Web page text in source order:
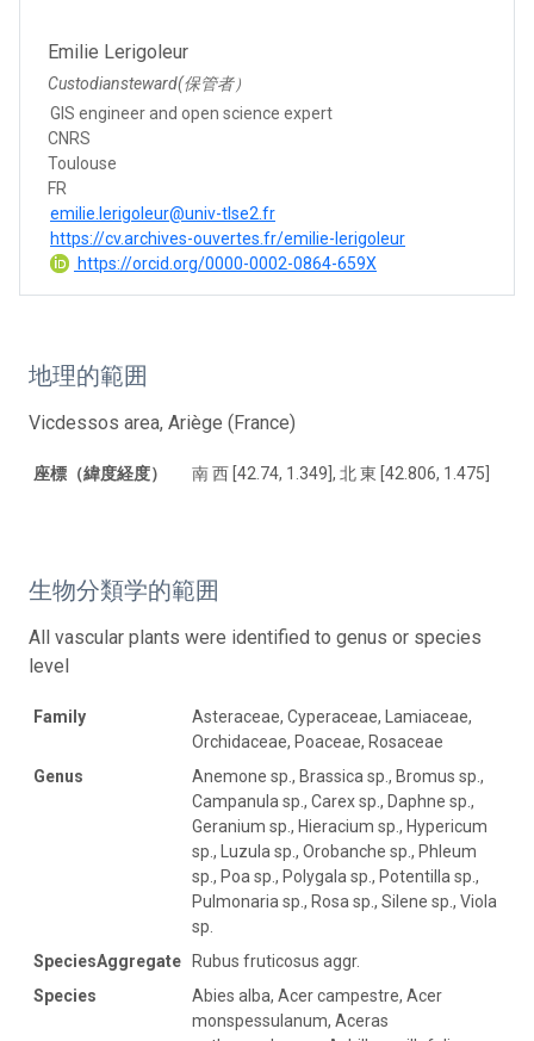
Emilie Lerigoleur
Custodiansteward(保管者）
GIS engineer and open science expert
CNRS
Toulouse
FR
emilie.lerigoleur@univ-tlse2.fr
https://cv.archives-ouvertes.fr/emilie-lerigoleur
https://orcid.org/0000-0002-0864-659X
地理的範囲
Vicdessos area, Ariège (France)
座標（緯度経度） 南 西 [42.74, 1.349], 北 東 [42.806, 1.475]
生物分類学的範囲
All vascular plants were identified to genus or species
level
Family
Asteraceae, Cyperaceae, Lamiaceae,
Orchidaceae, Poaceae, Rosaceae
Genus
Anemone sp., Brassica sp., Bromus sp.,
Campanula sp., Carex sp., Daphne sp.,
Geranium sp., Hieracium sp., Hypericum
sp., Luzula sp., Orobanche sp., Phleum
sp., Poa sp., Polygala sp., Potentilla sp.,
Pulmonaria sp., Rosa sp., Silene sp., Viola
sp.
SpeciesAggregate
Rubus fruticosus aggr.
Species
Abies alba, Acer campestre, Acer monspessulanum, Aceras anthropophorum, Achillea millefolium, Agrostis capillaris, Agrostis stolonifera, Ajuga reptans, Alchemilla alpina, Allium schoenoprasum, Angelica razulii, Antennaria dioica, Anthoxanthum odoratum, Aquilegia vulgaris, Arabis hirsuta, Arabis turrita, Arctostaphylos uva-ursi, Arnica montana, Arrhenatherum elatius, Asphodelus albus, Astrantia major, Avenula versicolor, Betula pendula, Brachypodium sylvaticum, Bromus erectus, Bromus secalinus, Buglossoides purpurocaerulea, Buxus sempervirens, Calamintha grandiflora, Calluna vulgaris, Campanula precatoria, Campanula scheuchzeri, Cardamine impatiens, Carex atrata, Carex divulsa, Carex echinata, Carex flava, Carex nigra, Carex pilulifera, Carex pyrenaica, Carex sempervirens, Carex sylvatica, Carpinus betulus, Cerastium fontanum, Circaea lutetiana, Coincya monensis, Colchicum autumnale, Conopodium pyrenaeum, Cornus sanguinea, Corylus avellana, Crataegus monogyna, Cruciata glabra, Cruciata laevipes, Dactylorhiza maculata, Daphne laureola, Deschampsia flexuosa, Digitalis purpurea, Drosera rotundifolia, Epilobium anagallidifolium, Epilobium montanum, Epipactis helleborine, Eriophorum angustifolium, Eriophorum scheuchzeri, Euphorbia amygdaloides, Euphrasia nemorosa, Fagus sylvatica, Festuca eskia, Festuca heterophylla, Festuca nigrescens, Fragaria vesca, Fraxinus excelsior, Galium mollugo, Galium odoratum, Galium rotundifolium, Galium verum, Genista pilosa, Gentiana acaulis, Gentiana pyrenaica, Geranium nodosum, Geranium robertianum, Geum urbanum, Glechoma hederacea, Hedera helix, Helianthemum nummularium, Helleborus foetidus, Helleborus viridis, Hepatica nobilis, Hieracium pilosella, Homogyne alpina, Hypericum maculatum, Hypericum montanum, Hypericum nummularium, Ilex aquifolium, Impatiens noli-tangere, Jasione montana, Juncus alpinus, Juncus conglomeratus, Juniperus communis, Knautia integrifolia, Lamiastrum galeobdolon, Larix decidua, Lathyrus montanus, Lathyrus ochraceus, Leontodon hispidus, Leucanthemum vulgare, Listera ovata, Lonicera periclymenum, Lonicera xylosteum, Lotus corniculatus, Luzula pilosa, Luzula sudetica, Luzula sylvatica, Lysimachia nemorum, Melampyrum pratense, Melica nutans, Melica uniflora, Meum athamanticum, Moehringia trinervia, Molinia caerulea, Molopospermum peloponnesiacum, Nardus stricta, Narthecium ossifragum, Oxalis acetosella, Paris quadrifolia, Pedicularis pyrenaica, Phl